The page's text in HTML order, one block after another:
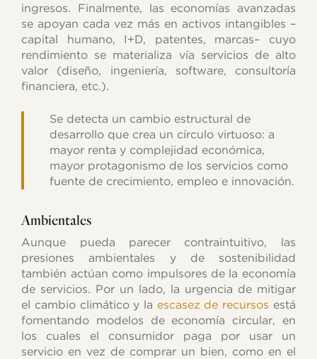
ingresos. Finalmente, las economías avanzadas
se apoyan cada vez más en activos intangibles –
capital humano, I+D, patentes, marcas– cuyo
rendimiento se materializa vía servicios de alto
valor (diseño, ingeniería, software, consultoría
financiera, etc.).
Se detecta un cambio estructural de
desarrollo que crea un círculo virtuoso: a
mayor renta y complejidad económica,
mayor protagonismo de los servicios como
fuente de crecimiento, empleo e innovación.
Ambientales
Aunque pueda parecer contraintuitivo, las
presiones ambientales y de sostenibilidad
también actúan como impulsores de la economía
de servicios. Por un lado, la urgencia de mitigar
el cambio climático y la escasez de recursos está
fomentando modelos de economía circular, en
los cuales el consumidor paga por usar un
servicio en vez de comprar un bien, como en el